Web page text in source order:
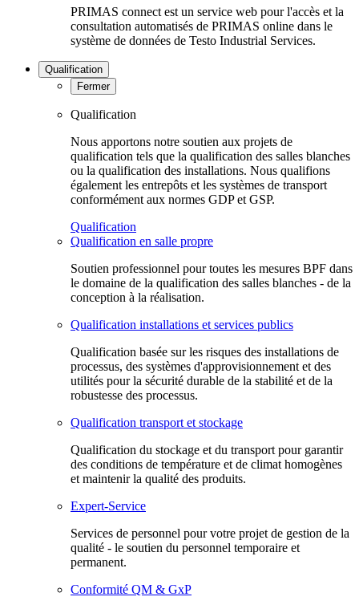
PRIMAS connect est un service web pour l'accès et la
consultation automatisés de PRIMAS online dans le
système de données de Testo Industrial Services.
Qualification
Fermer
Qualification
Nous apportons notre soutien aux projets de
qualification tels que la qualification des salles blanches
ou la qualification des installations. Nous qualifions
également les entrepôts et les systèmes de transport
conformément aux normes GDP et GSP.
Qualification
Qualification en salle propre
Soutien professionnel pour toutes les mesures BPF dans
le domaine de la qualification des salles blanches - de la
conception à la réalisation.
Qualification installations et services publics
Qualification basée sur les risques des installations de
processus, des systèmes d'approvisionnement et des
utilités pour la sécurité durable de la stabilité et de la
robustesse des processus.
Qualification transport et stockage
Qualification du stockage et du transport pour garantir
des conditions de température et de climat homogènes
et maintenir la qualité des produits.
Expert-Service
Services de personnel pour votre projet de gestion de la
qualité - le soutien du personnel temporaire et
permanent.
Conformité QM & GxP